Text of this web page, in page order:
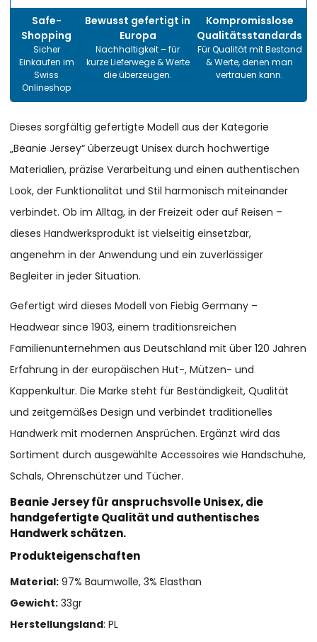
Safe-
Shopping
Sicher
Einkaufen im
Swiss
Onlineshop
Bewusst gefertigt in
Europa
Nachhaltigkeit – für
kurze Lieferwege & Werte
die überzeugen.
Kompromisslose
Qualitätsstandards
Für Qualität mit Bestand
& Werte, denen man
vertrauen kann.
Dieses sorgfältig gefertigte Modell aus der Kategorie
„Beanie Jersey“ überzeugt Unisex durch hochwertige
Materialien, präzise Verarbeitung und einen authentischen
Look, der Funktionalität und Stil harmonisch miteinander
verbindet. Ob im Alltag, in der Freizeit oder auf Reisen –
dieses Handwerksprodukt ist vielseitig einsetzbar,
angenehm in der Anwendung und ein zuverlässiger
Begleiter in jeder Situation.
Gefertigt wird dieses Modell von Fiebig Germany –
Headwear since 1903, einem traditionsreichen
Familienunternehmen aus Deutschland mit über 120 Jahren
Erfahrung in der europäischen Hut-, Mützen- und
Kappenkultur. Die Marke steht für Beständigkeit, Qualität
und zeitgemäßes Design und verbindet traditionelles
Handwerk mit modernen Ansprüchen. Ergänzt wird das
Sortiment durch ausgewählte Accessoires wie Handschuhe,
Schals, Ohrenschützer und Tücher.
Beanie Jersey für anspruchsvolle Unisex, die
handgefertigte Qualität und authentisches
Handwerk schätzen.
Produkteigenschaften
Material: 97% Baumwolle, 3% Elasthan
Gewicht: 33gr
Herstellungsland: PL